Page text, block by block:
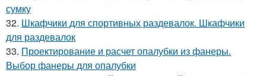
сумку
32. Шкафчики для спортивных раздевалок. Шкафчики
для раздевалок
33. Проектирование и расчет опалубки из фанеры.
Выбор фанеры для опалубки